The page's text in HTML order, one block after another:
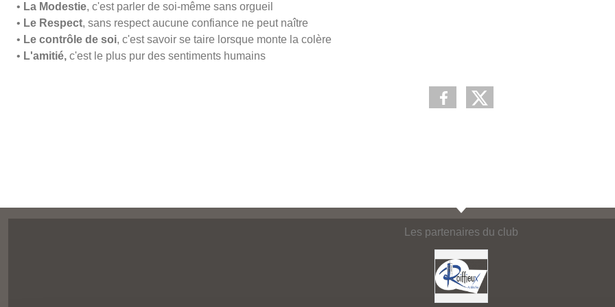
• La Modestie, c'est parler de soi-même sans orgueil
• Le Respect, sans respect aucune confiance ne peut naître
• Le contrôle de soi, c'est savoir se taire lorsque monte la colère
• L'amitié, c'est le plus pur des sentiments humains
Les partenaires du club